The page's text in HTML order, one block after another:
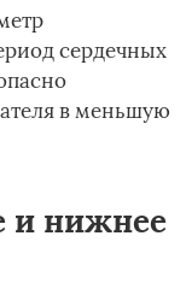
сердечных
в меньшую
и нижнее